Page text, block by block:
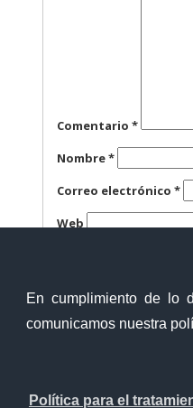
En cumplimiento de lo
comunicamos nuestra
Política para el
Comentario*
Nombre*
Correo electrónico*
Web